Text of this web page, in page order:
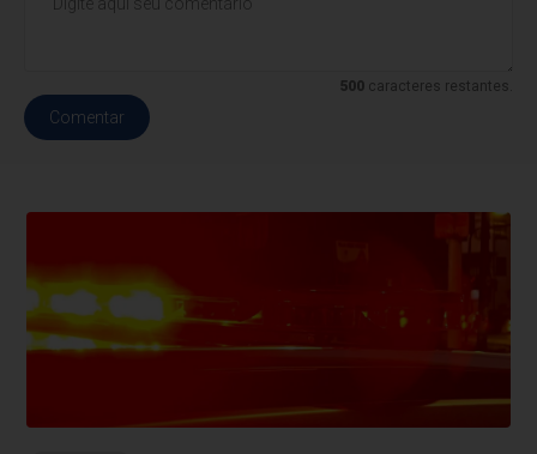
500caracteres restantes.
Comentar